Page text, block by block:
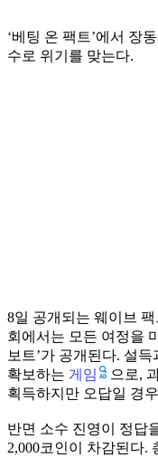
‘베팅 온 팩트’에서 장
수로 위기를 맞는다.
8일 공개되는 웨이브
회에서는 모든 여정을
보트’가 공개된다. 설
확보하는 게임
으로,
획득하지만 오답일 경
반면 소수 진영이 정답
2,000코인이 차감된다.